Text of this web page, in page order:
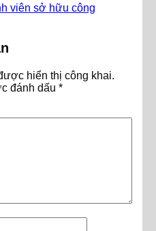
viên sở hữu công
hiển thị công khai.
đánh dấu *